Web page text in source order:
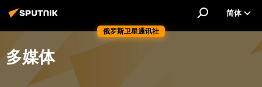
俄罗斯卫星通讯社
简体
多媒体